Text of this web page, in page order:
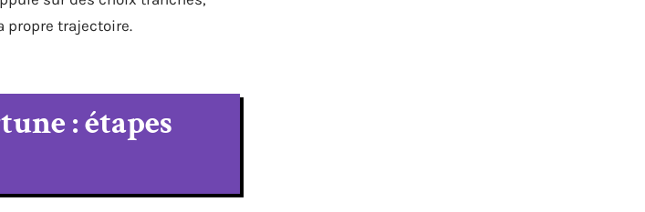
propre trajectoire.
: étapes